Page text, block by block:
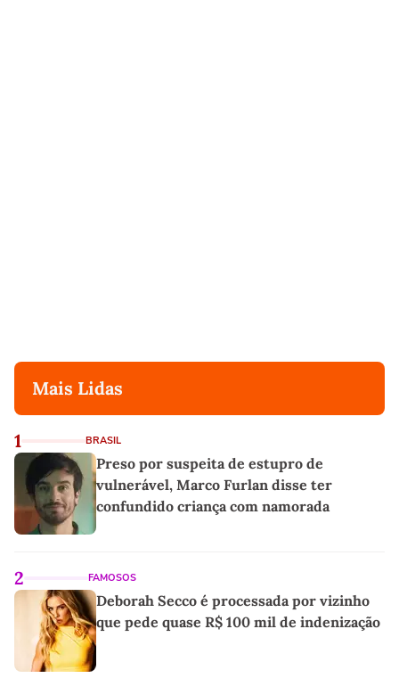
Mais Lidas
1 BRASIL
Preso por suspeita de estupro de
vulnerável, Marco Furlan disse ter
confundido criança com namorada
2 FAMOSOS
Deborah Secco é processada por vizinho
que pede quase R$ 100 mil de indenização